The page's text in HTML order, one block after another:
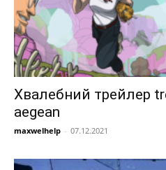
Хвалебний трейлер
aegean
maxwelhelp - 07.12.2021